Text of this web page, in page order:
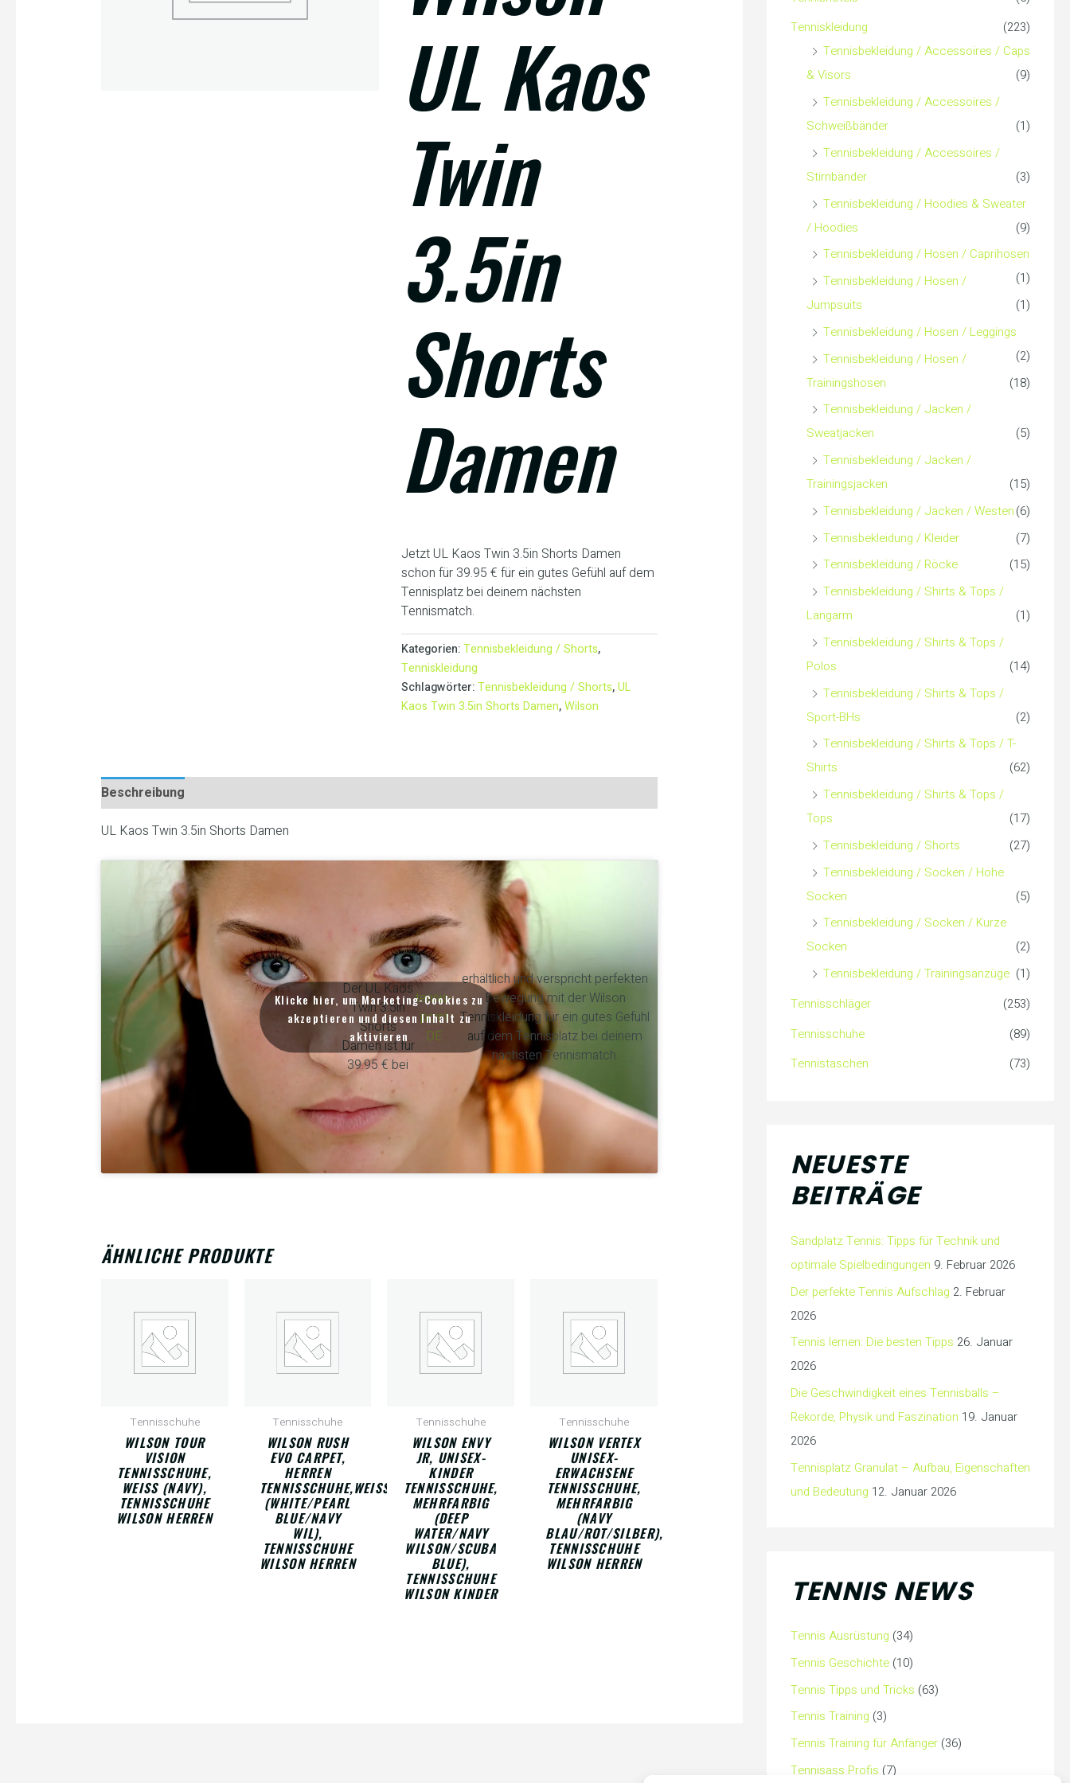
UL Kaos
Twin
3.5in
Shorts
Damen
Jetzt UL Kaos Twin 3.5in Shorts Damen
schon für 39.95 € für ein gutes Gefühl auf dem
Tennisplatz bei deinem nächsten
Tennismatch.
Kategorien:Tennisbekleidung / Shorts,
Tenniskleidung
Schlagwörter:Tennisbekleidung / Shorts,UL
Kaos Twin 3.5in Shorts Damen,Wilson
Beschreibung
UL Kaos Twin 3.5in Shorts Damen
Der UL Kaos
Twin 3.5in
Shorts
Damen ist für
39.95 € bei
tennis-
point
DE
erhältlich und verspricht perfekten
Bewegung mit der Wilson
Tenniskleidung für ein gutes Gefühl
auf dem Tennisplatz bei deinem
nächsten Tennismatch.
Klicke hier, um Marketing-Cookies zu
akzeptieren und diesen Inhalt zu
aktivieren
ÄHNLICHE PRODUKTE
Tennisschuhe
WILSON TOUR
VISION
TENNISSCHUHE,
WEISS (NAVY), T
ENNISSCHUHE W
ILSON HERREN
Tennisschuhe
WILSON RUSH
EVO CARPET,
HERREN
TENNISSCHUHE,WEISS (
WHITE/PEARL B
LUE/NAVY W
IL), T
ENNISSCHUHE W
ILSON HERREN
Tennisschuhe
WILSON ENVY
JR, UNISEX-
KINDER
TENNISSCHUHE,
MEHRFARBIG
(DEEP
WATER/NAVY
WILSON/SCUBA
BLUE),
TENNISSCHUHE
WILSON KINDER
Tennisschuhe
WILSON VERTEX
UNISEX-
ERWACHSENE
TENNISSCHUHE,
MEHRFARBIG
(NAVY
BLAU/ROT/SILBER),
TENNISSCHUHE
WILSON HERREN
c
Tenniskleidung
(223)
Tennisbekleidung / Accessoires / Caps
& Visors
(9)
Tennisbekleidung / Accessoires /
Schweißbänder
(1)
Tennisbekleidung / Accessoires /
Stirnbänder
(3)
Tennisbekleidung / Hoodies & Sweater
/ Hoodies
(9)
Tennisbekleidung / Hosen / Caprihosen
(1)
Tennisbekleidung / Hosen /
Jumpsuits
(1)
Tennisbekleidung / Hosen / Leggings
(2)
Tennisbekleidung / Hosen /
Trainingshosen
(18)
Tennisbekleidung / Jacken /
Sweatjacken
(5)
Tennisbekleidung / Jacken /
Trainingsjacken
(15)
Tennisbekleidung / Jacken / Westen(6)
Tennisbekleidung / Kleider
(7)
Tennisbekleidung / Röcke
(15)
Tennisbekleidung / Shirts & Tops /
Langarm
(1)
Tennisbekleidung / Shirts & Tops /
Polos
(14)
Tennisbekleidung / Shirts & Tops /
Sport-BHs
(2)
Tennisbekleidung / Shirts & Tops / T-
Shirts
(62)
Tennisbekleidung / Shirts & Tops /
Tops
(17)
Tennisbekleidung / Shorts
(27)
Tennisbekleidung / Socken / Hohe
Socken
(5)
Tennisbekleidung / Socken / Kurze
Socken
(2)
Tennisbekleidung / Trainingsanzüge (1)
Tennisschläger
(253)
Tennisschuhe
(89)
Tennistaschen
(73)
NEUESTE
BEITRÄGE
Sandplatz Tennis: Tipps für Technik und
optimale Spielbedingungen 9. Februar 2026
Der perfekte Tennis Aufschlag 2. Februar
2026
Tennis lernen: Die besten Tipps 26. Januar
2026
Die Geschwindigkeit eines Tennisballs –
Rekorde, Physik und Faszination 19. Januar
2026
Tennisplatz Granulat – Aufbau, Eigenschaften
und Bedeutung 12. Januar 2026
TENNIS NEWS
Tennis Ausrüstung (34)
Tennis Geschichte(10)
Tennis Tipps und Tricks (63)
Tennis Training (3)
Tennis Training für Anfänger(36)
Tennisass Profis (7)